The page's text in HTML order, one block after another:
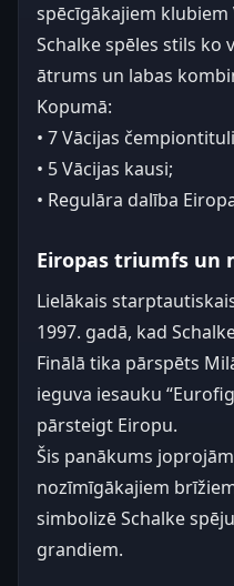
spēcīgākajiem klubiem
Schalke spēles stils ko
ātrums un labas
Kopumā:
• 7 Vācijas
• 5 Vācijas kausi;
• Regulāra dalība
Eiropas triumfs un
Lielākais
1997. gadā, kad
Finālā tika pārspēts
ieguva iesauku
pārsteigt Eiropu.
Šis panākums
nozīmīgākajiem
simbolizē Schalke
grandiem.